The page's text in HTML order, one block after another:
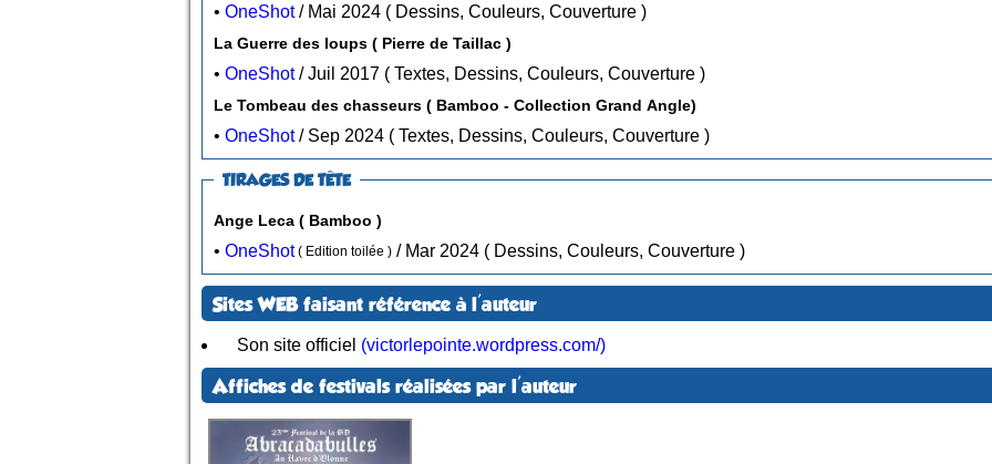
• OneShot / Mai 2024 ( Dessins, Couleurs, Couverture )
La Guerre des loups ( Pierre de Taillac )
• OneShot / Juil 2017 ( Textes, Dessins, Couleurs, Couverture )
Le Tombeau des chasseurs ( Bamboo - Collection Grand Angle)
• OneShot / Sep 2024 ( Textes, Dessins, Couleurs, Couverture )
TIRAGES DE TÊTE
Ange Leca ( Bamboo )
• OneShot( Edition toilée ) / Mar 2024 ( Dessins, Couleurs, Couverture )
Sites WEB faisant référence à l'auteur
Son site officiel (victorlepointe.wordpress.com/)
Affiches de festivals réalisées par l'auteur